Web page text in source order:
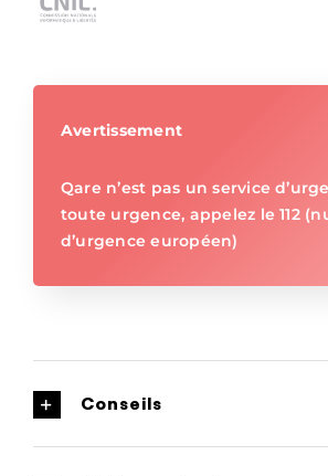
Avertissement
Qare n’est pas un service
toute urgence, appelez le 112
d’urgence européen)
Conseils